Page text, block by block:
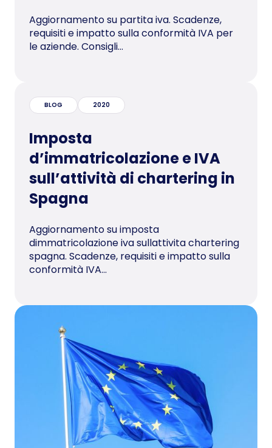
Aggiornamento su partita iva. Scadenze,
requisiti e impatto sulla conformità IVA per
le aziende. Consigli...
BLOG 2020
Imposta
d’immatricolazione e IVA
sull’attività di chartering in
Spagna
Aggiornamento su imposta
dimmatricolazione iva sullattivita chartering
spagna. Scadenze, requisiti e impatto sulla
conformità IVA...